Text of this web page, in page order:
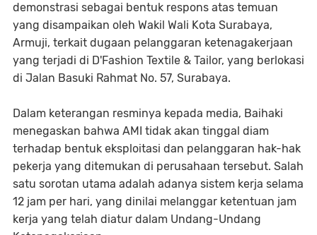
demonstrasi sebagai bentuk respons atas temuan
yang disampaikan oleh Wakil Wali Kota Surabaya,
Armuji, terkait dugaan pelanggaran ketenagakerjaan
yang terjadi di D'Fashion Textile & Tailor, yang berlokasi
di Jalan Basuki Rahmat No. 57, Surabaya.
Dalam keterangan resminya kepada media, Baihaki
menegaskan bahwa AMI tidak akan tinggal diam
terhadap bentuk eksploitasi dan pelanggaran hak-hak
pekerja yang ditemukan di perusahaan tersebut. Salah
satu sorotan utama adalah adanya sistem kerja selama
12 jam per hari, yang dinilai melanggar ketentuan jam
kerja yang telah diatur dalam Undang-Undang